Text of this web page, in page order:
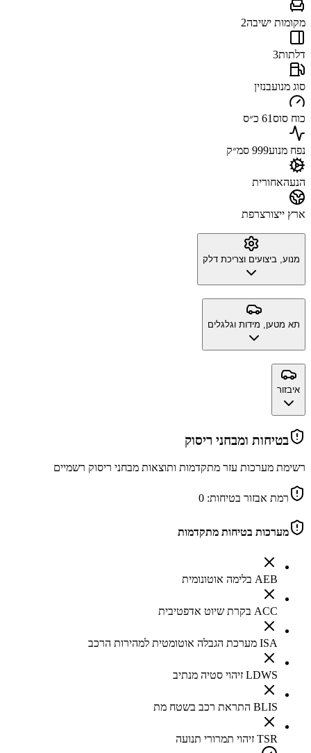
מקומות ישיבה2
דלתות3
סוג מנועבנזין
כוח סוס61 כ״ס
נפח מנוע999 סמ״ק
הנעהאחורית
ארץ ייצורצרפת
מנוע, ביצועים וצריכת דלק
תא מטען, מידות וגלגלים
איבזור
בטיחות ומבחני ריסוק
רשימת מערכות עזר מתקדמות ותוצאות מבחני ריסוק רשמיים
רמת אבזור בטיחות: 0
מערכות בטיחות מתקדמות
AEB בלימה אוטונומית
ACC בקרת שיוט אדפטיבית
ISA מערכת הגבלה אוטומטית למהירות הרכב
LDWS זיהוי סטיה מנתיב
BLIS התראת רכב בשטח מת
TSR זיהוי תמרורי תנועה